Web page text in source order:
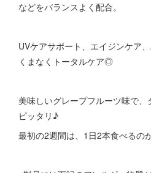
などをバランスよく配合。
UVケアサポート、エイジンケア
くまなくトータルケア◎
美味しいグレープフルーツ味で
ピッタリ♪
最初の2週間は、1日2本食べるの